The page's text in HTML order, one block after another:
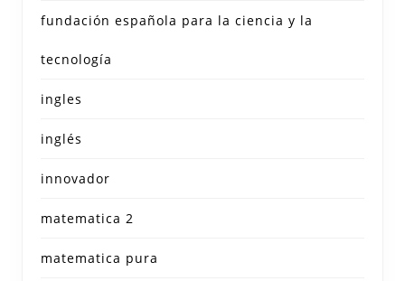
fundación española para la ciencia y la
tecnología
ingles
inglés
innovador
matematica 2
matematica pura